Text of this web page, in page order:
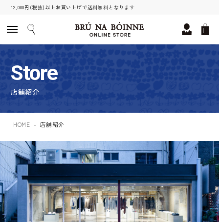
12,000円(税抜)以上お買い上げで送料無料となります
Store
店舗紹介
HOME 店舗紹介